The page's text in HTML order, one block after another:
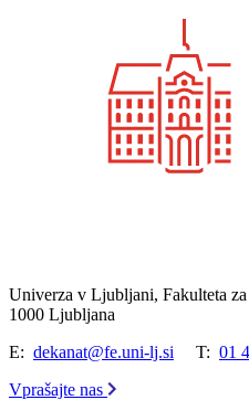
Univerza v Ljubljani, Fakulteta
1000 Ljubljana
E: dekanat@fe.uni-lj.si T: 01
Vprašajte nas